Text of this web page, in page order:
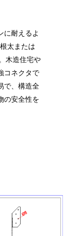
に耐えるよ
太または
木造住宅や
コネクタで
で、構造全
の安全性を